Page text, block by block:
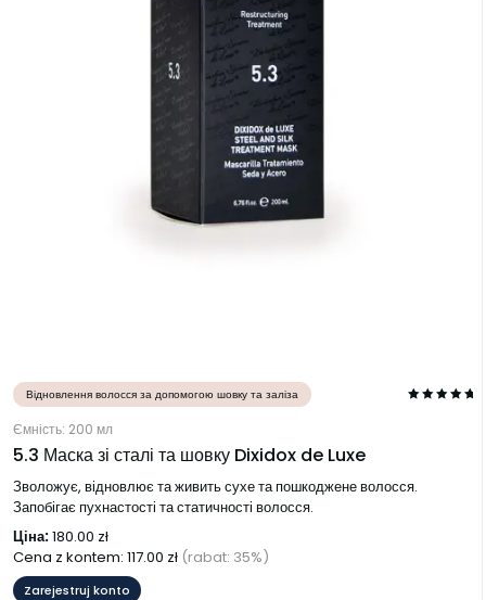
Відновлення волосся за допомогою шовку та заліза
Ємність: 200 мл
5.3 Маска зі сталі та шовку Dixidox de Luxe
Зволожує, відновлює та живить сухе та пошкоджене волосся.
Запобігає пухнастості та статичності волосся.
Ціна:180.00 zł
Cena z kontem: 117.00 zł (rabat: 35%)
Zarejestruj konto